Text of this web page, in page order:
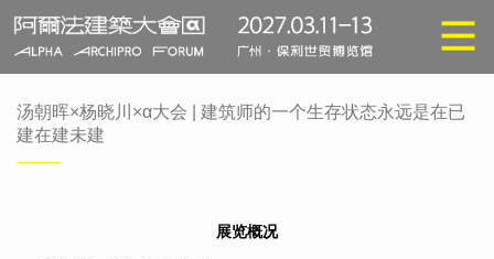
汤朝晖×杨晓川×α大会 | 建筑师的一个生存状态永远是在已
建在建未建
展览概况